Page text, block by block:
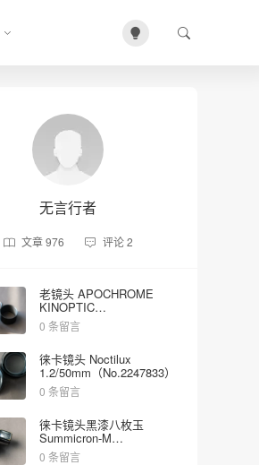
无言行者
文章976 评论2
老镜头 APOCHROME
KINOPTIC
2/100mm（No.5023）
0 条留言
徕卡镜头 Noctilux
1.2/50mm（No.2247833）
0 条留言
徕卡镜头黑漆八枚玉
Summicron-M
2/35mm（No.1998613）
0 条留言